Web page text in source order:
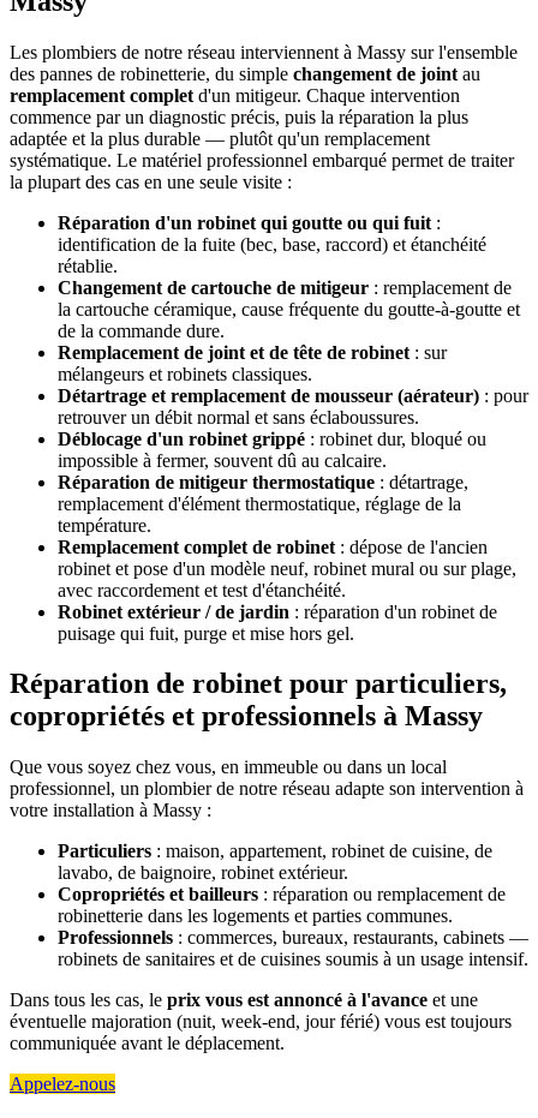
Les plombiers de notre réseau interviennent à Massy sur l'ensemble
des pannes de robinetterie, du simple changement de joint au
remplacement complet d'un mitigeur. Chaque intervention
commence par un diagnostic précis, puis la réparation la plus
adaptée et la plus durable — plutôt qu'un remplacement
systématique. Le matériel professionnel embarqué permet de traiter
la plupart des cas en une seule visite :
Réparation d'un robinet qui goutte ou qui fuit :
identification de la fuite (bec, base, raccord) et étanchéité
rétablie.
Changement de cartouche de mitigeur : remplacement de
la cartouche céramique, cause fréquente du goutte-à-goutte et
de la commande dure.
Remplacement de joint et de tête de robinet : sur
mélangeurs et robinets classiques.
Détartrage et remplacement de mousseur (aérateur) : pour
retrouver un débit normal et sans éclaboussures.
Déblocage d'un robinet grippé : robinet dur, bloqué ou
impossible à fermer, souvent dû au calcaire.
Réparation de mitigeur thermostatique : détartrage,
remplacement d'élément thermostatique, réglage de la
température.
Remplacement complet de robinet : dépose de l'ancien
robinet et pose d'un modèle neuf, robinet mural ou sur plage,
avec raccordement et test d'étanchéité.
Robinet extérieur / de jardin : réparation d'un robinet de
puisage qui fuit, purge et mise hors gel.
Réparation de robinet pour particuliers,
copropriétés et professionnels à Massy
Que vous soyez chez vous, en immeuble ou dans un local
professionnel, un plombier de notre réseau adapte son intervention à
votre installation à Massy :
Particuliers : maison, appartement, robinet de cuisine, de
lavabo, de baignoire, robinet extérieur.
Copropriétés et bailleurs : réparation ou remplacement de
robinetterie dans les logements et parties communes.
Professionnels : commerces, bureaux, restaurants, cabinets —
robinets de sanitaires et de cuisines soumis à un usage intensif.
Dans tous les cas, le prix vous est annoncé à l'avance et une
éventuelle majoration (nuit, week-end, jour férié) vous est toujours
communiquée avant le déplacement.
Appelez-nous